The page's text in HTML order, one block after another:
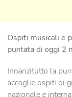
Ospiti musicali e
puntata di oggi 2
Innanzitutto la
accoglie ospiti di
nazionale e